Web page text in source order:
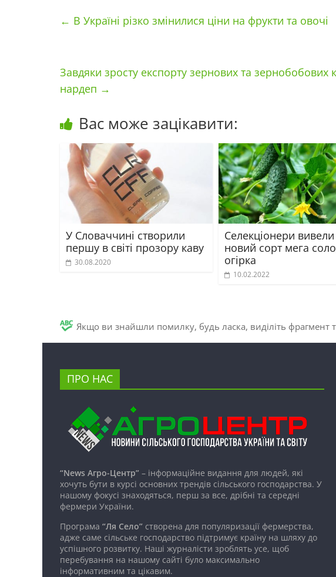
← В Україні різко змінилися ціни на фрукти та овочі
Завдяки зросту експорту зернових та
нардеп →
Вас може зацікавити:
У Словаччині створили
першу в світі прозору каву
30.08.2020
Селекціонери вивели
новий сорт мега
огірка
10.02.2022
Якщо ви знайшли помилку, будь ласка, виділіть фрагмент
ПРО НАС
“News Агро-Центр” – інформаційне видання для людей, які
хочуть бути в курсі основних трендів сільського господарства. У
нашому фокусі знаходяться, перш за все, дрібні та середні
фермери України.
Програма “Ля Село” створена для популяризації фермерства,
адже саме сільське господарство підтримує країну на шляху до
успішного розвитку. Наші журналісти зроблять усе, щоб
перебування на нашому сайті було максимально
інформативним та цікавим.